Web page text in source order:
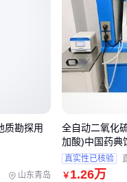
山东青岛
质勘探用
￥ 1.26万
全自动二氧化
加酸)中国药典
真实性已核验